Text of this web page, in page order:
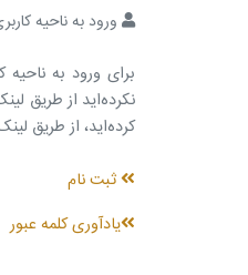
ورود به ناحیه
برای ورود به ناحیه
نکرده‌اید از طریق
کرده‌اید، از طریق
ثبت نام
یادآوری کلمه عبور